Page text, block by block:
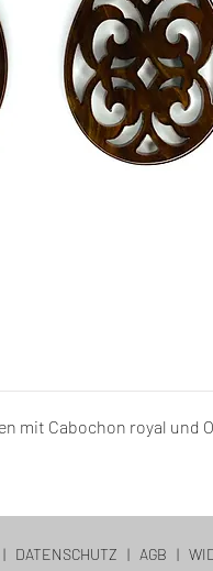
mit Cabochon royal und
| DATENSCHUTZ | AGB |